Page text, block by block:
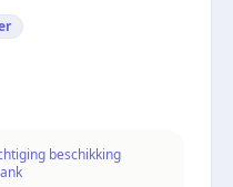
beschikking